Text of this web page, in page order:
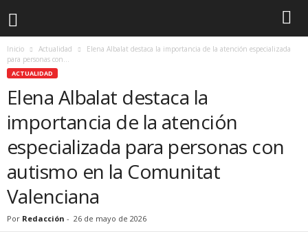
Inicio Actualidad
Elena Albalat destaca la importancia de la atención especializada
para personas con...
ACTUALIDAD
Elena Albalat destaca la
importancia de la atención
especializada para personas con
autismo en la Comunitat
Valenciana
Por Redacción - 26 de mayo de 2026